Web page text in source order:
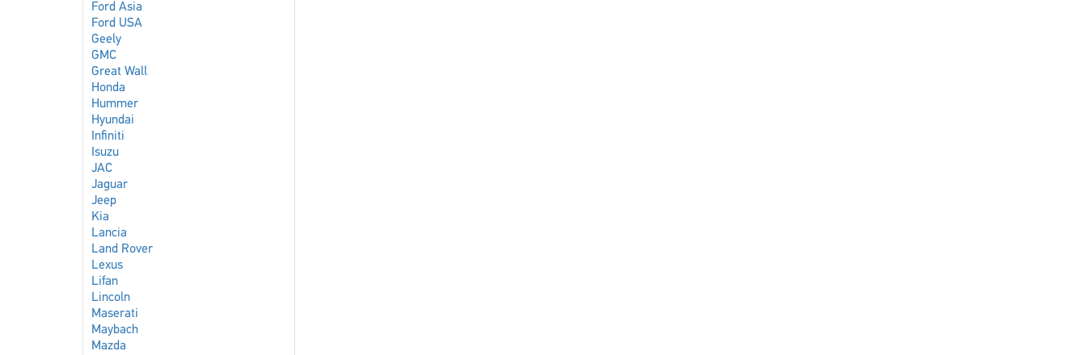
Ford Asia
Ford USA
Geely
GMC
Great Wall
Honda
Hummer
Hyundai
Infiniti
Isuzu
JAC
Jaguar
Jeep
Kia
Lancia
Land Rover
Lexus
Lifan
Lincoln
Maserati
Maybach
Mazda